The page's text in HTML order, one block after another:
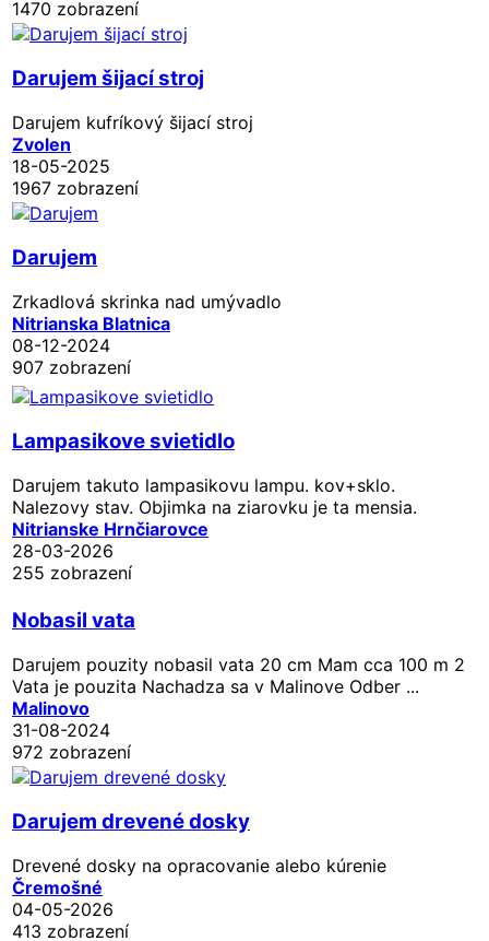
1470 zobrazení
Darujem šijací stroj
Darujem kufríkový šijací stroj
Zvolen
18-05-2025
1967 zobrazení
Darujem
Zrkadlová skrinka nad umývadlo
Nitrianska Blatnica
08-12-2024
907 zobrazení
Lampasikove svietidlo
Darujem takuto lampasikovu lampu. kov+sklo.
Nalezovy stav. Objimka na ziarovku je ta mensia.
Nitrianske Hrnčiarovce
28-03-2026
255 zobrazení
Nobasil vata
Darujem pouzity nobasil vata 20 cm Mam cca 100 m 2
Vata je pouzita Nachadza sa v Malinove Odber ...
Malinovo
31-08-2024
972 zobrazení
Darujem drevené dosky
Drevené dosky na opracovanie alebo kúrenie
Čremošné
04-05-2026
413 zobrazení